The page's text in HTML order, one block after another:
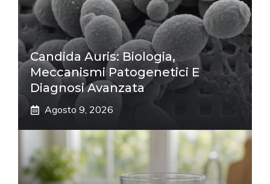
Candida Auris: Biologia,
Meccanismi Patogenetici E
Diagnosi Avanzata
Agosto 9, 2026